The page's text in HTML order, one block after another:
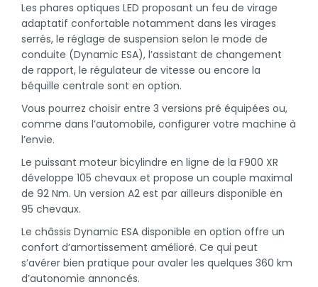
Les phares optiques LED proposant un feu de virage
adaptatif confortable notamment dans les virages
serrés, le réglage de suspension selon le mode de
conduite (Dynamic ESA), l’assistant de changement
de rapport, le régulateur de vitesse ou encore la
béquille centrale sont en option.
Vous pourrez choisir entre 3 versions pré équipées ou,
comme dans l’automobile, configurer votre machine à
l’envie.
Le puissant moteur bicylindre en ligne de la F900 XR
développe 105 chevaux et propose un couple maximal
de 92 Nm. Un version A2 est par ailleurs disponible en
95 chevaux.
Le châssis Dynamic ESA disponible en option offre un
confort d’amortissement amélioré. Ce qui peut
s’avérer bien pratique pour avaler les quelques 360 km
d’autonomie annoncés.